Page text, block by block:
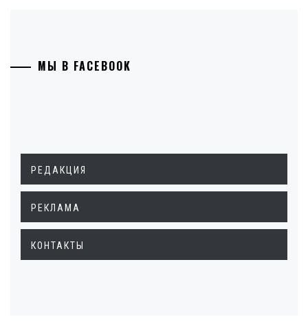
МЫ В FACEBOOK
РЕДАКЦИЯ
РЕКЛАМА
КОНТАКТЫ